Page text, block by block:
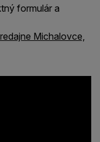
formulár a
Michalovce,